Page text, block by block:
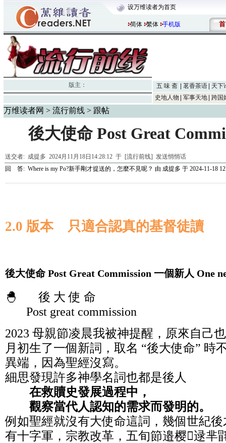
设万维读者为首页
简体 繁体 手机版 首
版主： 五 味 斋 茗香茶语
天下
史地人物
军事天地 跨国
万维读者网 > 流行前线 > 跟帖
後大使命 Post Great
送交者: 成提多 2024月11月18日14:28:12 于 [流行前线] 发送悄悄话
回 答: Where is my Po?新手剛才提送的，怎麼不見呢？ 由 成提多 于 2024-11-18
2.0 版本 只適合認真的基督徒讀
後大使命 Post Great Commission 一個新人 One
🐣 後 大 使 命
Post great commission
2023 母親節凌晨我被神提醒，原來自己
月初生了一個新詞，取名 “後大使命” 時
異端，因為聖經沒寫。
細思發現許多神學名詞也都是後人
在救贖史發展過程中，
觀察當代人認知的需求而發明的。
例如聖經就沒有大使命這詞，幾個世紀
有十字軍，宗教改革，五旬節邉樱逯芈